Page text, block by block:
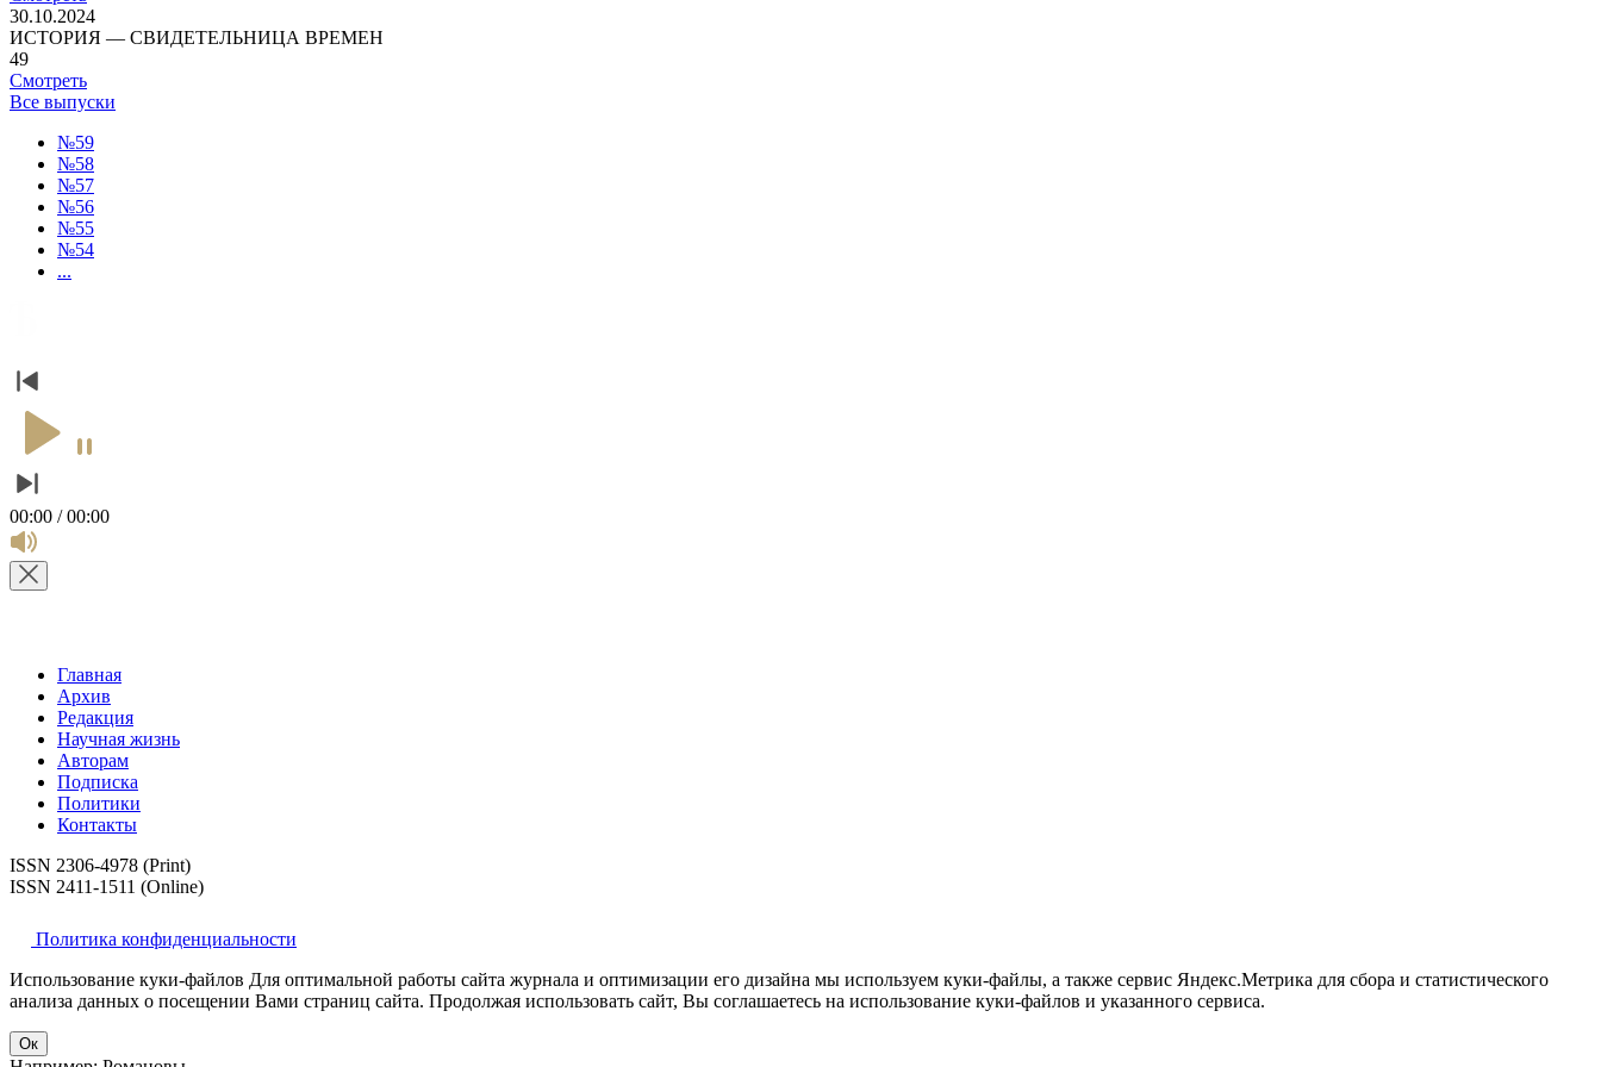
30.10.2024
ИСТОРИЯ — СВИДЕТЕЛЬНИЦА ВРЕМЕН
49
Смотреть
Все выпуски
№59
№58
№57
№56
№55
№54
...
00:00 / 00:00
Главная
Архив
Редакция
Научная жизнь
Авторам
Подписка
Политики
Контакты
ISSN 2306-4978 (Print)
ISSN 2411-1511 (Online)
Политика конфиденциальности
Использование куки-файлов Для оптимальной работы сайта журнала и оптимизации его дизайна мы используем куки-файлы, а также сервис Яндекс.Метрика для сбора и статистического
анализа данных о посещении Вами страниц сайта. Продолжая использовать сайт, Вы соглашаетесь на использование куки-файлов и указанного сервиса.
Ок